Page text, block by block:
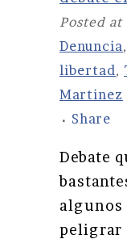
Posted at
Denuncia,
libertad,
Martinez
Share
Debate
algunos
peligrar